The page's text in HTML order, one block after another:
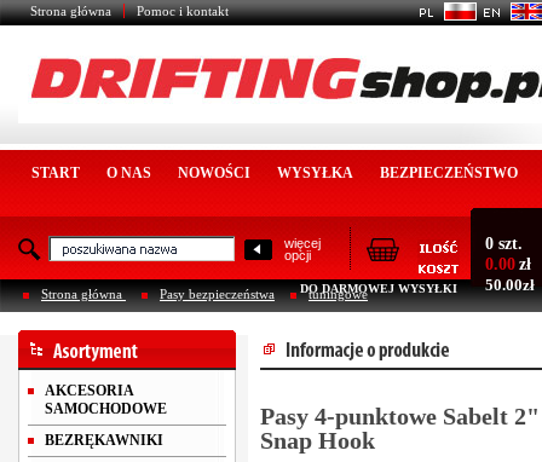
Strona główna Pomoc i kontakt
START O NAS NOWOŚCI WYSYŁKA BEZPIECZEŃSTWO
więcej
opcji
0 szt.
0.00 zł
DO DARMOWEJ WYSYŁKI 50.00zł
Strona główna Pasy bezpieczeństwa tuningowe
AKCESORIA
SAMOCHODOWE
BEZRĘKAWNIKI
Pasy 4-punktowe Sabelt
Snap Hook